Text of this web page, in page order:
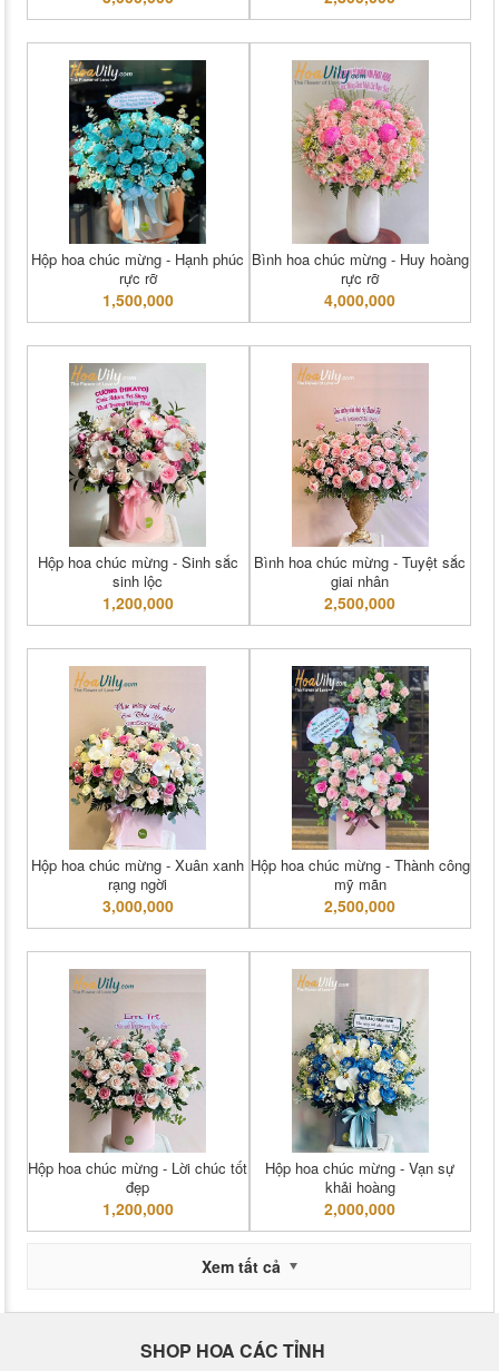
Hộp hoa chúc mừng - Hạnh phúc
rực rỡ
1,500,000
Bình hoa chúc mừng - Huy hoàng
rực rỡ
4,000,000
Hộp hoa chúc mừng - Sinh sắc
sinh lộc
1,200,000
Bình hoa chúc mừng - Tuyệt sắc
giai nhân
2,500,000
Hộp hoa chúc mừng - Xuân xanh
rạng ngời
3,000,000
Hộp hoa chúc mừng - Thành công
mỹ mãn
2,500,000
Hộp hoa chúc mừng - Lời chúc tốt
đẹp
1,200,000
Hộp hoa chúc mừng - Vạn sự
khải hoàng
2,000,000
Xem tất cả
SHOP HOA CÁC TỈNH